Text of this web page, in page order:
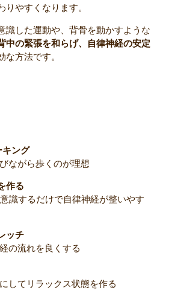
やすくなります。
識した運動や、背骨を動かすような
中の緊張を和らげ、自律神経の安定
な方法です。
キング
ながら歩くのが理想
作る
識するだけで自律神経が整いやす
ッチ
の流れを良くする
してリラックス状態を作る